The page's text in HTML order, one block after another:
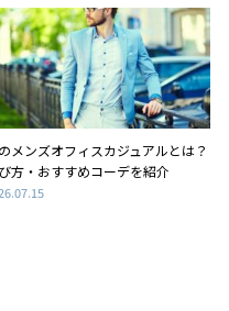
メンズオフィスカジュアルとは？
方・おすすめコーデを紹介